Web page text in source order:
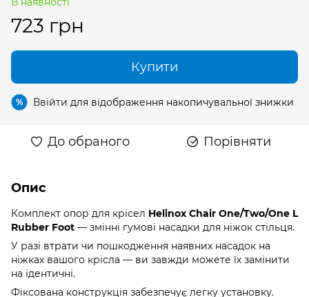
723 грн
Купити
% Ввійти для відображення накопичувальної знижки
До обраного Порівняти
Опис
Комплект опор для крісел Helinox Chair One/Two/One L
Rubber Foot — змінні гумові насадки для ніжок стільця.
У разі втрати чи пошкодження наявних насадок на
ніжках вашого крісла — ви завжди можете їх замінити
на ідентичні.
Фіксована конструкція забезпечує легку установку.